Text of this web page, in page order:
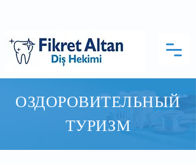
ОЗДОРОВИТЕЛЬНЫЙ
ТУРИЗМ